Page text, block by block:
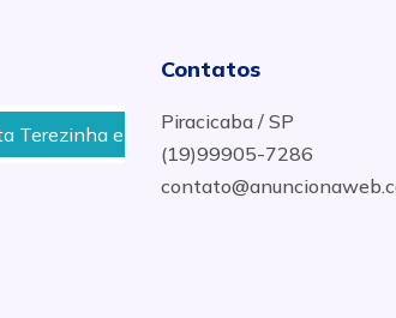
em Piracicaba Lavagem de
Contatos
Piracicaba / SP
(19)99905-7286